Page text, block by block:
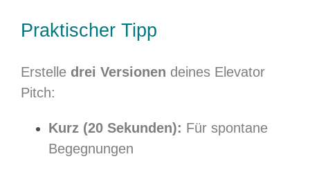
Praktischer Tipp
Erstelle drei Versionen deines Elevator
Pitch:
Kurz (20 Sekunden): Für spontane
Begegnungen